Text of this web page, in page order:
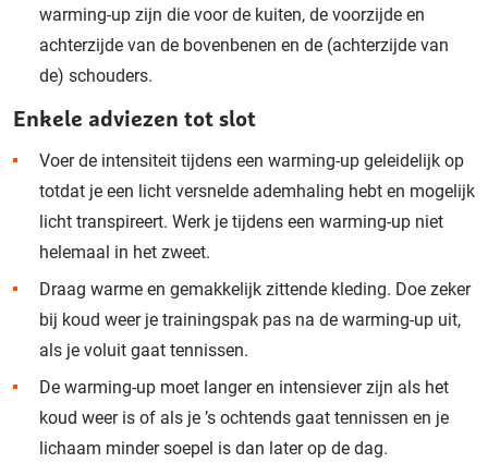
warming-up zijn die voor de kuiten, de voorzijde en
achterzijde van de bovenbenen en de (achterzijde van
de) schouders.
Enkele adviezen tot slot
Voer de intensiteit tijdens een warming-up geleidelijk op
totdat je een licht versnelde ademhaling hebt en mogelijk
licht transpireert. Werk je tijdens een warming-up niet
helemaal in het zweet.
Draag warme en gemakkelijk zittende kleding. Doe zeker
bij koud weer je trainingspak pas na de warming-up uit,
als je voluit gaat tennissen.
De warming-up moet langer en intensiever zijn als het
koud weer is of als je ’s ochtends gaat tennissen en je
lichaam minder soepel is dan later op de dag.